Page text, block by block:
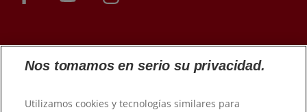
Nos tomamos en serio su privacidad.
Utilizamos cookies y tecnologías similares para